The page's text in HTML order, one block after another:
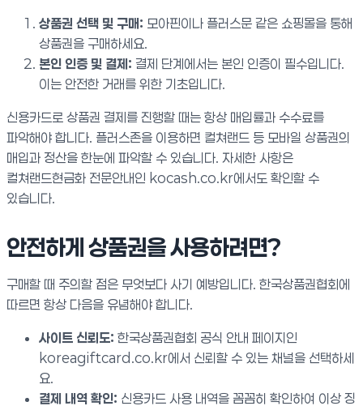
상품권 선택 및 구매: 모아핀이나 플러스문 같은 쇼핑몰을 통해
상품권을 구매하세요.
본인 인증 및 결제: 결제 단계에서는 본인 인증이 필수입니다.
이는 안전한 거래를 위한 기초입니다.
신용카드로 상품권 결제를 진행할 때는 항상 매입률과 수수료를
파악해야 합니다. 플러스존을 이용하면 컬쳐랜드 등 모바일 상품권의
매입과 정산을 한눈에 파악할 수 있습니다. 자세한 사항은
컬쳐랜드현금화 전문안내인 kocash.co.kr에서도 확인할 수
있습니다.
안전하게 상품권을 사용하려면?
구매할 때 주의할 점은 무엇보다 사기 예방입니다. 한국상품권협회에
따르면 항상 다음을 유념해야 합니다.
사이트 신뢰도: 한국상품권협회 공식 안내 페이지인
koreagiftcard.co.kr에서 신뢰할 수 있는 채널을 선택하세
요.
결제 내역 확인: 신용카드 사용 내역을 꼼꼼히 확인하여 이상 징